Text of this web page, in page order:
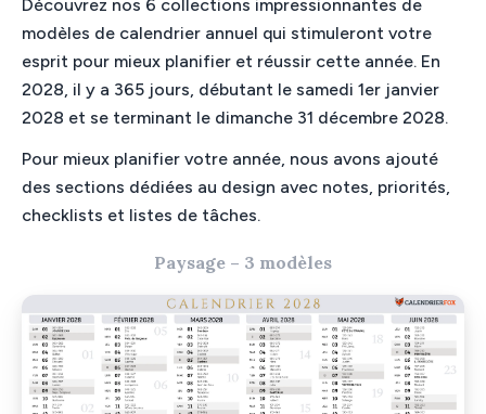
Découvrez nos 6 collections impressionnantes de
modèles de calendrier annuel qui stimuleront votre
esprit pour mieux planifier et réussir cette année. En
2028, il y a 365 jours, débutant le samedi 1er janvier
2028 et se terminant le dimanche 31 décembre 2028.
Pour mieux planifier votre année, nous avons ajouté
des sections dédiées au design avec notes, priorités,
checklists et listes de tâches.
Paysage – 3 modèles